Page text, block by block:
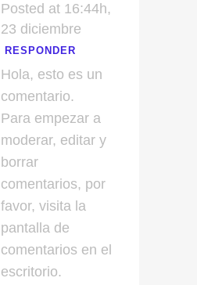
Posted at 16:44h,
23 diciembre
RESPONDER
Hola, esto es un
comentario.
Para empezar a
moderar, editar y
borrar
comentarios, por
favor, visita la
pantalla de
comentarios en el
escritorio.